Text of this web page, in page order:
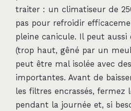
traiter : un climatiseur de
pas pour refroidir
pleine canicule. Il peut aussi
(trop haut, gêné par un
peut être mal isolée avec
importantes. Avant de
les filtres encrassés, fermez
pendant la journée et, si